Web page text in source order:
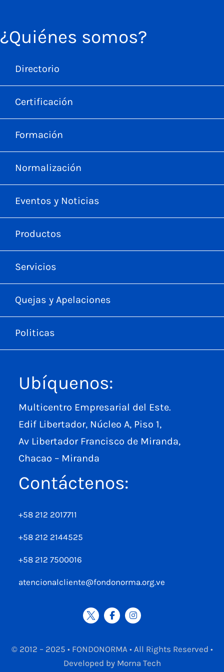
¿Quiénes somos?
Directorio
Certificación
Formación
Normalización
Eventos y Noticias
Productos
Servicios
Quejas y Apelaciones
Politicas
Ubíquenos:
Multicentro Empresarial del Este.
Edif Libertador, Núcleo A, Piso 1,
Av Libertador Francisco de Miranda,
Chacao – Miranda
Contáctenos:
+58 212 2017711
+58 212 2144525
+58 212 7500016
atencionalcliente@fondonorma.org.ve
© 2012 – 2025 • FONDONORMA • All Rights Reserved •
Developed by Morna Tech